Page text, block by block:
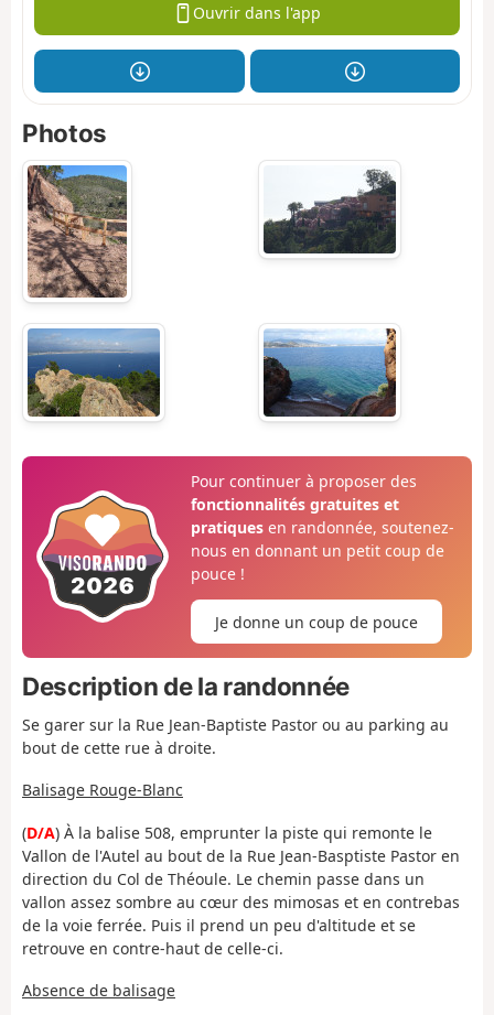
Ouvrir dans l'app
Photos
Pour continuer à proposer des
fonctionnalités gratuites et
pratiquesen randonnée, soutenez-
nous en donnant un petit coup de
pouce !
Je donne un coup de pouce
Description de la randonnée
Se garer sur la Rue Jean-Baptiste Pastor ou au parking au
bout de cette rue à droite.
Balisage Rouge-Blanc
(D/A) À la balise 508, emprunter la piste qui remonte le
Vallon de l'Autel au bout de la Rue Jean-Basptiste Pastor en
direction du Col de Théoule. Le chemin passe dans un
vallon assez sombre au cœur des mimosas et en contrebas
de la voie ferrée. Puis il prend un peu d'altitude et se
retrouve en contre-haut de celle-ci.
Absence de balisage